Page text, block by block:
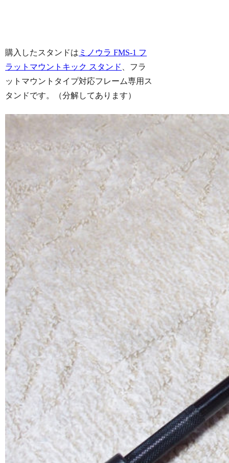
購入したスタンドは ミノウラ FMS-1 フ
ラットマウントキック スタンド
フラ
ットマウントタイプ対応フレーム専用ス
タンドです。（分解してあります）